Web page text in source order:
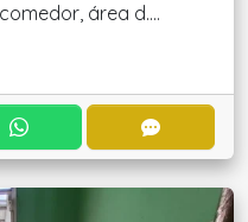
área d....
CONTACTAR POR